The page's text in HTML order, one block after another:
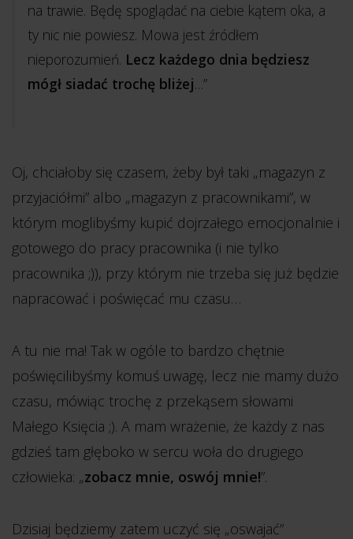
na trawie. Będę spoglądać na ciebie kątem oka, a
ty nic nie powiesz. Mowa jest źródłem
nieporozumień. Lecz każdego dnia będziesz
mógł siadać trochę bliżej…”
Oj, chciałoby się czasem, żeby był taki „magazyn z
przyjaciółmi” albo „magazyn z pracownikami”, w
którym moglibyśmy kupić dojrzałego emocjonalnie i
gotowego do pracy pracownika (i nie tylko
pracownika ;)), przy którym nie trzeba się już będzie
napracować i poświęcać mu czasu…
A tu nie ma! Tak w ogóle to bardzo chętnie
poświęcilibyśmy komuś uwagę, lecz nie mamy dużo
czasu, mówiąc trochę z przekąsem słowami
Małego Księcia ;). A mam wrażenie, że każdy z nas
gdzieś tam głęboko w sercu woła do drugiego
człowieka: „zobacz mnie, oswój mnie!”.
Dzisiaj będziemy zatem uczyć się „oswajać”